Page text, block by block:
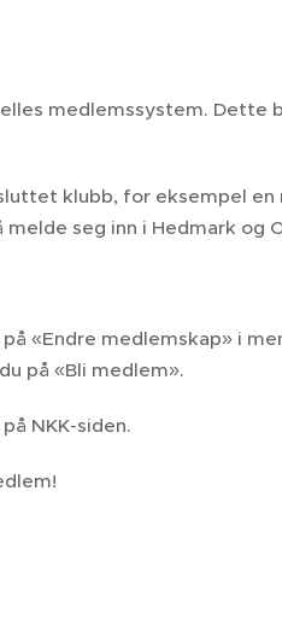
medlemssystem. Dette
klubb, for eksempel en
seg inn i Hedmark og
«Endre medlemskap» i
på «Bli medlem».
NKK-siden.